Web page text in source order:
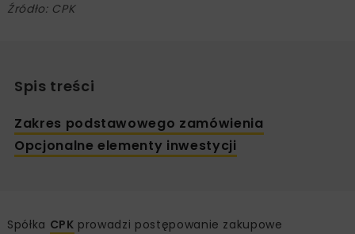
Źródło: CPK
Spis treści
Zakres podstawowego zamówienia
Opcjonalne elementy inwestycji
Spółka CPK prowadzi postępowanie zakupowe